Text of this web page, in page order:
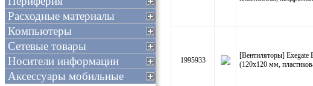
1995933
[Вентиляторы] Exegate
(120x120 мм,
Расходные материалы
Компьютеры
Сетевые товары
Носители информации
Аксессуары мобильные